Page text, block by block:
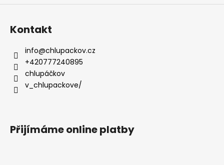
Kontakt
info@chlupackov.cz
+420777240895
chlupáčkov
v_chlupackove/
Přijímáme online platby